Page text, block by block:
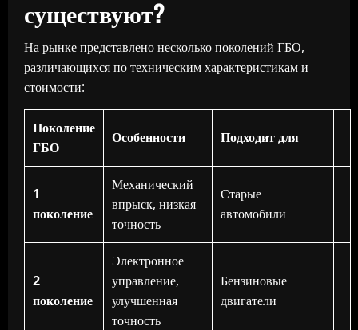
существуют?
На рынке представлено несколько поколений ГБО,
различающихся по техническим характеристикам и
стоимости:
Поколение
ГБО
Особенности Подходит для
1
поколение
Механический
впрыск, низкая
точность
Старые
автомобили
2
поколение
Электронное
управление,
улучшенная
точность
Бензиновые
двигатели